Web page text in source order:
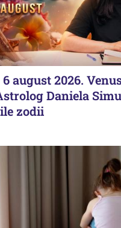
august 2026.
Daniela
zodii